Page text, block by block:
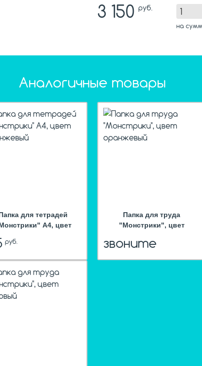
3 150 руб.
на
Аналогичные товары
для тетрадей
А4, цвет
руб.
hit
Папка для труда
"Монстрики", цвет
звоните